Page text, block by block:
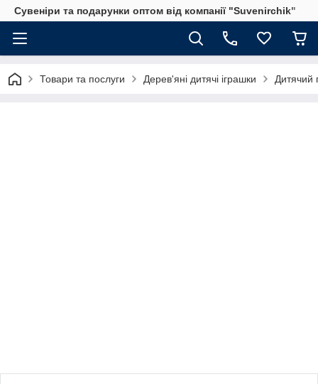
Сувеніри та подарунки оптом від компанії "Suvenirchik"
Товари та послуги Дерев'яні дитячі іграшки Дитячий